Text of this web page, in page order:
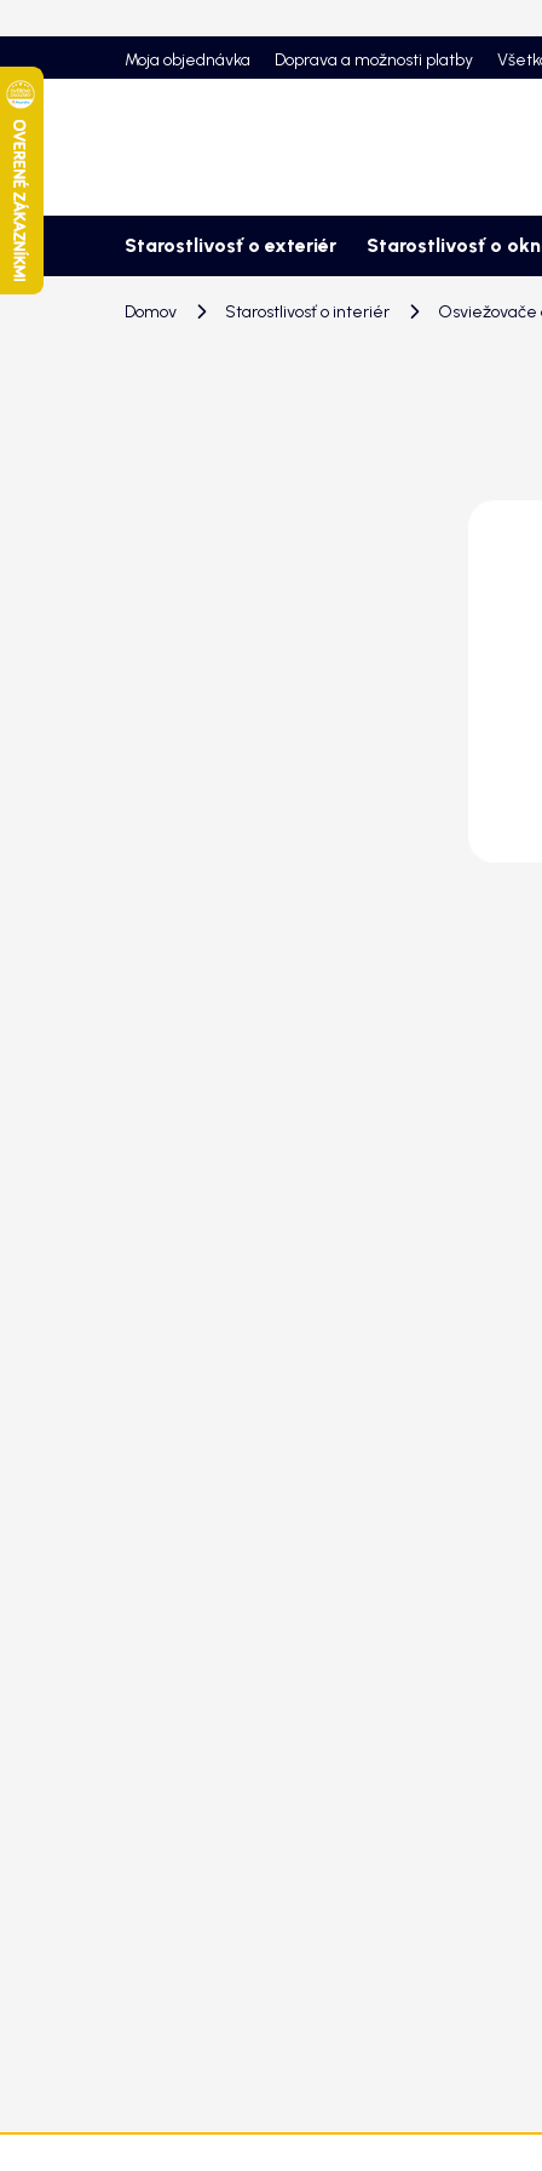
na
obsah
Moja objednávka Doprava a možnosti platby
Starostlivosť o exteriér Starostlivosť o
Domov Starostlivosť o interiér